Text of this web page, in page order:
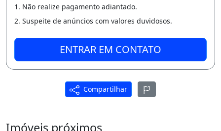
Bem próximo de Fortaleza!
Corretor: Alex Rocha Creci 12088 Sempre vá
atrás dos seus sonhos.
Nunca é tarde demais!
1. Não realize pagamento adiantado.
2. Suspeite de anúncios com valores duvidosos.
ENTRAR EM CONTATO
Compartilhar
Imóveis próximos